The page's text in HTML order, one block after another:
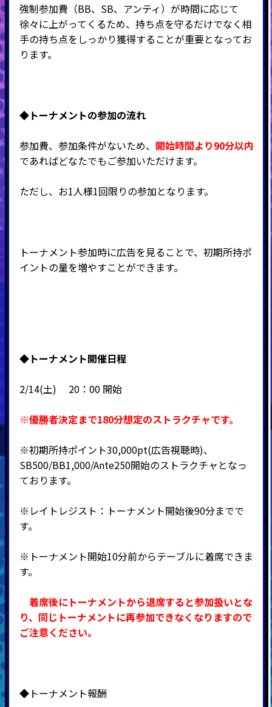
強制参加費（BB、SB、アンティ）が時間に応じて
徐々に上がってくるため、持ち点を守るだけでなく相
手の持ち点をしっかり獲得することが重要となってお
ります。
◆トーナメントの参加の流れ
参加費、参加条件がないため、 開始時間より90分以内
であればどなたでもご参加いただけます。
ただし、お1人様1回限りの参加となります。
トーナメント参加時に広告を見ることで、初期所持ポ
イントの量を増やすことができます。
◆トーナメント開催日程
2/14(土) 20：00 開始
※優勝者決定まで180分想定のストラクチャです。
※初期所持ポイント30,000pt(広告視聴時)、
SB500/BB1,000/Ante250開始のストラクチャとなっ
ております。
※レイトレジスト：トーナメント開始後90分までで
す。
※トーナメント開始10分前からテーブルに着席できま
す。
着席後にトーナメントから退席すると参加扱いとな
り、同じトーナメントに再参加できなくなりますので
ご注意ください。
◆トーナメント報酬